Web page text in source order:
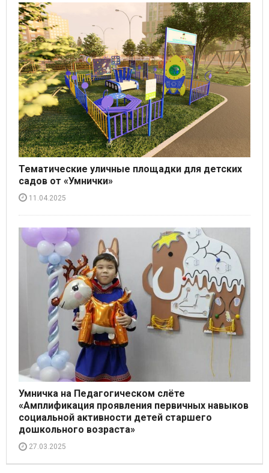
Тематические уличные площадки для детских
садов от «Умнички»
11.04.2025
Умничка на Педагогическом слёте
«Амплификация проявления первичных навыков
социальной активности детей старшего
дошкольного возраста»
27.03.2025